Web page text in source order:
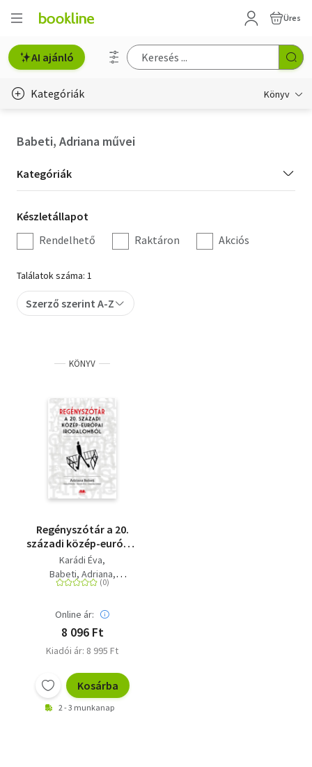
Üres
AI ajánló
Kategóriák Könyv
Hobbi, szabadidő
Irodalom
Művészet
Szakkönyv
Tankönyv, segédkönyv
Társadalomtudomány
Természettudomány
Történelem
Babeti, Adriana művei
Kategória
szűrés
Kategóriák
Készletállapot
szűrés
Készletállapot
Rendelhető
Raktáron Akciós
Találatok száma: 1
Szerző szerint A-Z
KÖNYV
Regényszótár a 20.
századi közép-európai
irodalomból
Karádi Éva
Babeti, Adriana
Fotache, Oana
Online ár:
8 096 Ft
Kiadói ár: 8 995 Ft
Kosárba
2 - 3 munkanap